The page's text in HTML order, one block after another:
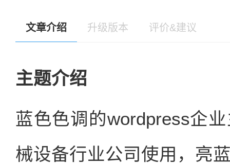
文章介绍 升级版本 评价&建议
主题介绍
蓝色色调的wordpress企
械设备行业公司使用，亮